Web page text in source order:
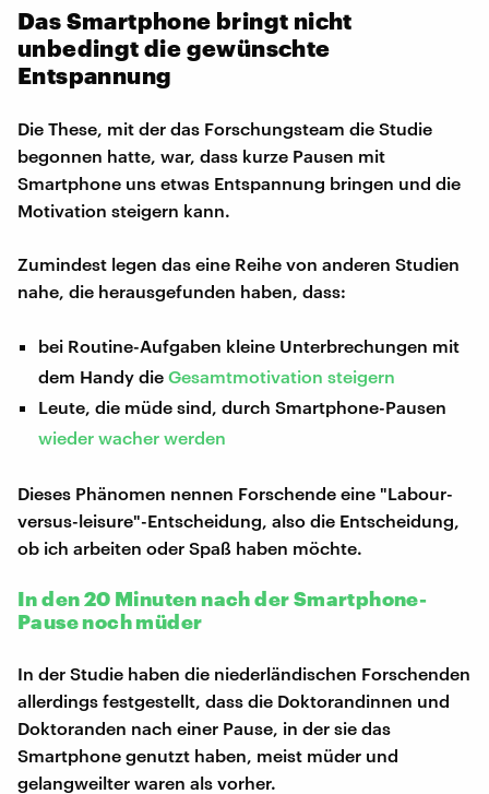
Das Smartphone bringt nicht
unbedingt die gewünschte
Entspannung
Die These, mit der das Forschungsteam die Studie
begonnen hatte, war, dass kurze Pausen mit
Smartphone uns etwas Entspannung bringen und die
Motivation steigern kann.
Zumindest legen das eine Reihe von anderen Studien
nahe, die herausgefunden haben, dass:
bei Routine-Aufgaben kleine Unterbrechungen mit
dem Handy dieGesamtmotivation steigern
Leute, die müde sind, durch Smartphone-Pausen
wieder wacher werden
Dieses Phänomen nennen Forschende eine "Labour-
versus-leisure"-Entscheidung, also die Entscheidung,
ob ich arbeiten oder Spaß haben möchte.
In den 20 Minuten nach der Smartphone-
Pause noch müder
In der Studie haben die niederländischen Forschenden
allerdings festgestellt, dass die Doktorandinnen und
Doktoranden nach einer Pause, in der sie das
Smartphone genutzt haben, meist müder und
gelangweilter waren als vorher.